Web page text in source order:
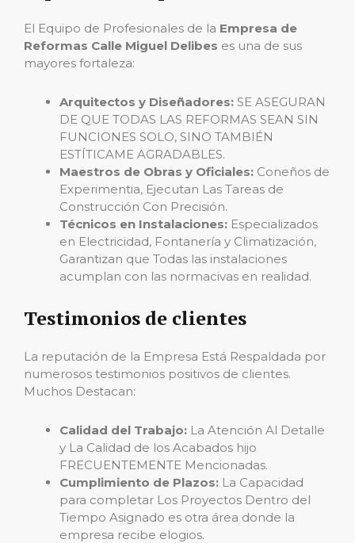
El Equipo de Profesionales de la Empresa de
Reformas Calle Miguel Delibes es una de sus
mayores fortaleza:
Arquitectos y Diseñadores: SE ASEGURAN
DE QUE TODAS LAS REFORMAS SEAN SIN
FUNCIONES SOLO, SINO TAMBIÉN
ESTÍTICAME AGRADABLES.
Maestros de Obras y Oficiales: Coneños de
Experimentia, Ejecutan Las Tareas de
Construcción Con Precisión.
Técnicos en Instalaciones: Especializados
en Electricidad, Fontanería y Climatización,
Garantizan que Todas las instalaciones
acumplan con las normacivas en realidad.
Testimonios de clientes
La reputación de la Empresa Está Respaldada por
numerosos testimonios positivos de clientes.
Muchos Destacan:
Calidad del Trabajo: La Atención Al Detalle
y La Calidad de los Acabados hijo
FRECUENTEMENTE Mencionadas.
Cumplimiento de Plazos: La Capacidad
para completar Los Proyectos Dentro del
Tiempo Asignado es otra área donde la
empresa recibe elogios.